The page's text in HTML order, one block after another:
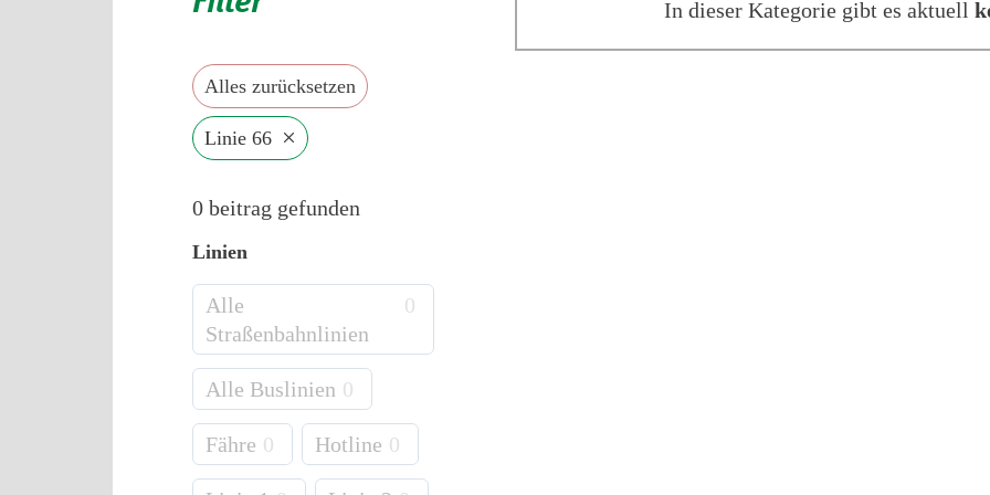
In dieser Kategorie gibt es aktuell
Alles zurücksetzen
Linie 66 ×
0 beitrag gefunden
Linien
Alle
Straßenbahnlinien
0
Alle Buslinien 0
Fähre 0 Hotline 0